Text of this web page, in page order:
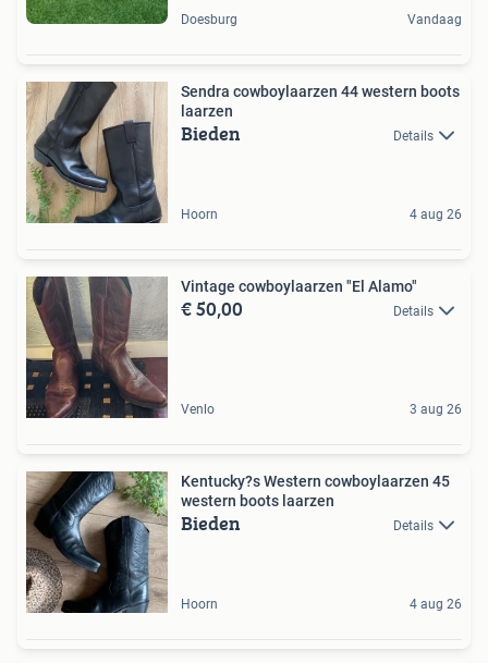
Doesburg Vandaag
Sendra cowboylaarzen 44 western boots
laarzen
Bieden Details
Hoorn 4 aug 26
Vintage cowboylaarzen "El Alamo"
€ 50,00 Details
Venlo 3 aug 26
Kentucky?s Western cowboylaarzen 45
western boots laarzen
Bieden Details
Hoorn 4 aug 26